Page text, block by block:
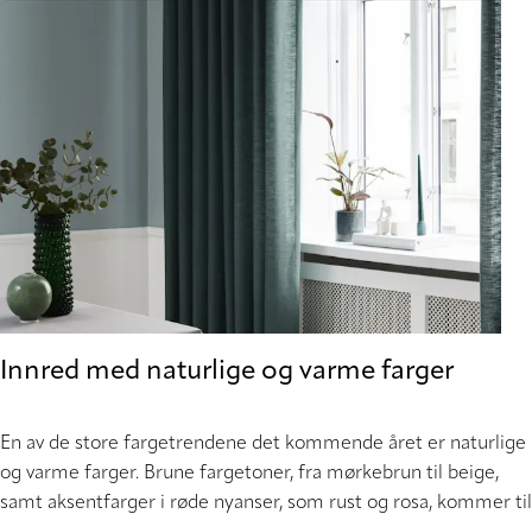
Innred med naturlige og varme farger
En av de store fargetrendene det kommende året er naturlige
og varme farger. Brune fargetoner, fra mørkebrun til beige,
samt aksentfarger i røde nyanser, som rust og rosa, kommer til